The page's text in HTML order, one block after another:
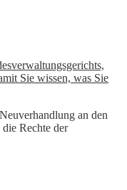
Sie wissen, was Sie
an den
Rechte der